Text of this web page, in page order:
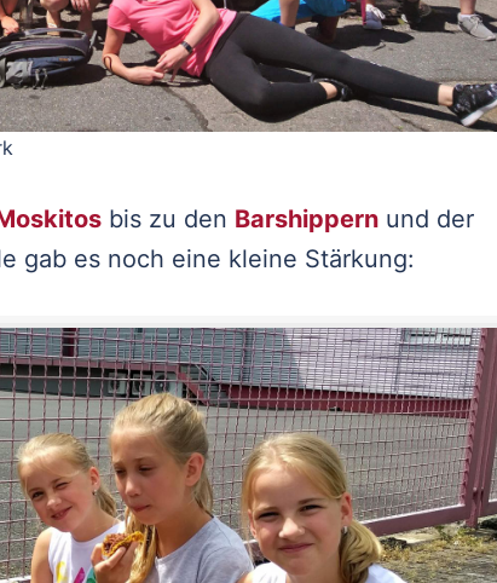
bis zu den Barshippern und der
gab es noch eine kleine Stärkung: